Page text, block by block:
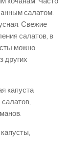
салатом.
Свежие
салатов, в
можно
других
капуста